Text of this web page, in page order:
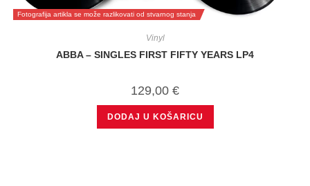
Fotografija artikla se može razlikovati od stvarnog stanja
Vinyl
ABBA – SINGLES FIRST FIFTY YEARS LP4
129,00 €
DODAJ U KOŠARICU